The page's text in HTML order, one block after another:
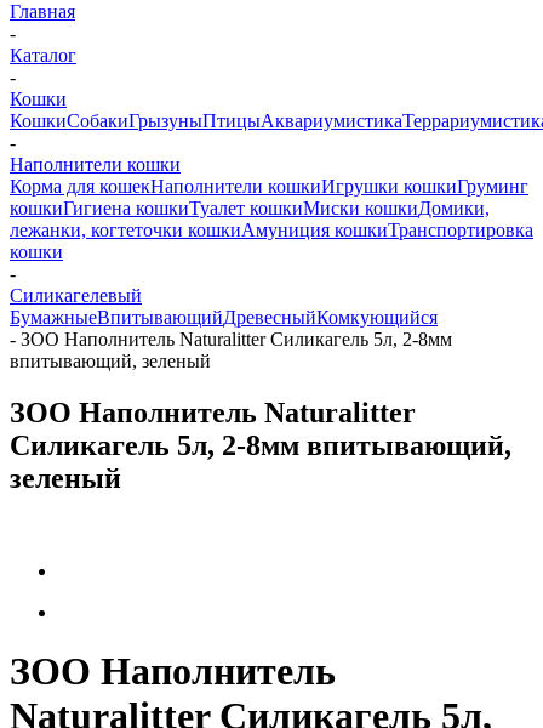
Главная
-
Каталог
-
Кошки
КошкиСобакиГрызуныПтицыАквариумистика
-
Наполнители кошки
Корма для кошекНаполнители кошкиИгрушки кошкиГруминг
кошкиГигиена кошкиТуалет кошкиМиски кошкиДомики,
лежанки, когтеточки кошкиАмуниция кошкиТранспортировка
кошки
-
Силикагелевый
БумажныеВпитывающийДревесныйКомкующийся
- ЗОО Наполнитель Naturalitter Силикагель 5л, 2-8мм
впитывающий, зеленый
ЗОО Наполнитель Naturalitter
Силикагель 5л, 2-8мм впитывающий,
зеленый
ЗОО Наполнитель
Naturalitter Силикагель 5л,